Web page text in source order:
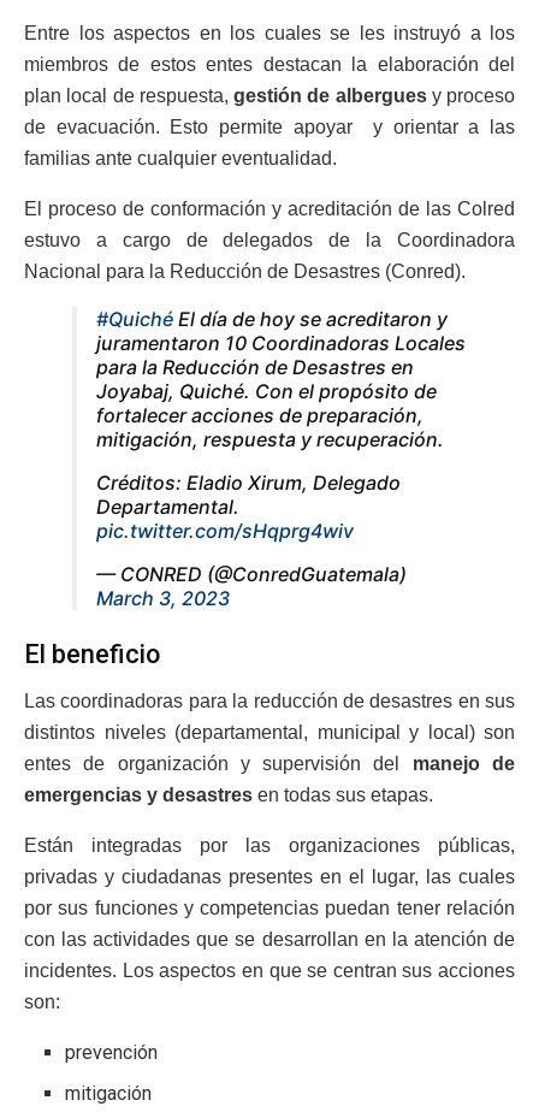
Entre los aspectos en los cuales se les instruyó a los
miembros de estos entes destacan la elaboración del
plan local de respuesta, gestión de alberguesy proceso
de evacuación. Esto permite apoyar y orientar a las
familias ante cualquier eventualidad.
El proceso de conformación y acreditación de las Colred
estuvo a cargo de delegados de la Coordinadora
Nacional para la Reducción de Desastres (Conred).
#Quiché El día de hoy se acreditaron y
juramentaron 10 Coordinadoras Locales
para la Reducción de Desastres en
Joyabaj, Quiché. Con el propósito de
fortalecer acciones de preparación,
mitigación, respuesta y recuperación.
Créditos: Eladio Xirum, Delegado
Departamental.
pic.twitter.com/sHqprg4wiv
— CONRED (@ConredGuatemala)
March 3, 2023
El beneficio
Las coordinadoras para la reducción de desastres en sus
distintos niveles (departamental, municipal y local) son
entes de organización y supervisión del manejo de
emergencias y desastres en todas sus etapas.
Están integradas por las organizaciones públicas,
privadas y ciudadanas presentes en el lugar, las cuales
por sus funciones y competencias puedan tener relación
con las actividades que se desarrollan en la atención de
incidentes. Los aspectos en que se centran sus acciones
son:
prevención
mitigación